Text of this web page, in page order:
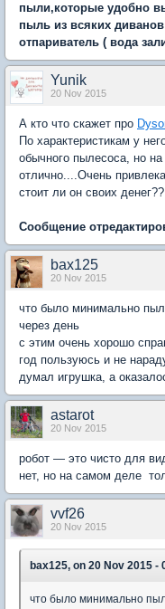
пыли,которые удобно
пыль из всяких
отпариватель ( вода
Yunik
20 Nov 2015
А кто что скажет про
По характеристикам у
обычного пылесоса, но на
отлично....Очень
стоит ли он своих денег??
Сообщение
bax125
20 Nov 2015
что было минимально
через день
с этим очень хорошо
год пользуюсь и не
думал игрушка, а
astarot
20 Nov 2015
робот — это чисто для
нет, но на самом деле
vvf26
20 Nov 2015
bax125, on 20 Nov 2015 -
что было минимально